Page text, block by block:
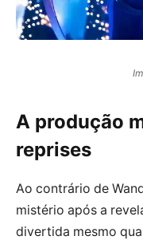
A produção
reprises
Ao contrário de
mistério após a
divertida mesmo